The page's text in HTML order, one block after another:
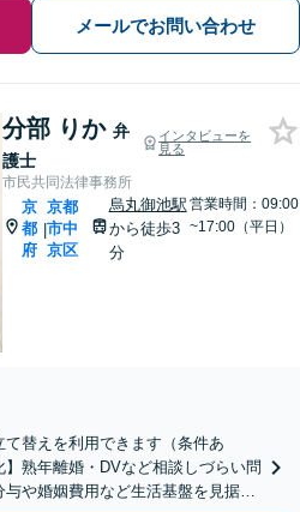
メールでお問い合わせ
分部 りか 弁
護士
インタビューを
見る
市民共同法律事務所
京
都
府
|
京都
市中
京区
烏丸御池駅
から徒歩3
分
営業時間：09:00
~17:00（平日）
替えを利用できます（条件あ
熟年離婚・DVなど相談しづらい問
や婚姻費用など生活基盤を見据